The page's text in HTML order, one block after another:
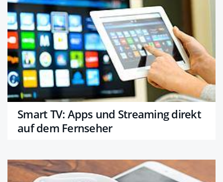
Smart TV: Apps und Streaming direkt
auf dem Fernseher